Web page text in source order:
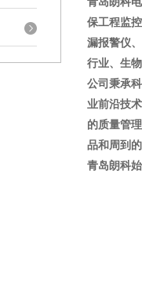
保工程监
漏报警仪
行业、生
公司秉承
业前沿技
的质量管
品和周到
青岛朗科